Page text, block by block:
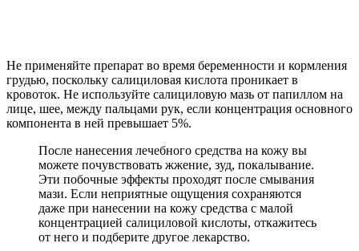
Не применяйте препарат во время беременности и кормления
грудью, поскольку салициловая кислота проникает в
кровоток. Не используйте салициловую мазь от папиллом на
лице, шее, между пальцами рук, если концентрация основного
компонента в ней превышает 5%.
После нанесения лечебного средства на кожу вы
можете почувствовать жжение, зуд, покалывание.
Эти побочные эффекты проходят после смывания
мази. Если неприятные ощущения сохраняются
даже при нанесении на кожу средства с малой
концентрацией салициловой кислоты, откажитесь
от него и подберите другое лекарство.